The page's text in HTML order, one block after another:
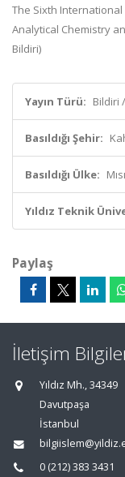
The Sixth
Analytical Chemistry
Bildiri)
Yayın Türü: Bildiri
Basıldığı Şehir:
Basıldığı Ülke:
Yıldız Teknik
Paylaş
İletişim
Yıldız Mh., 34349
Davutpaşa
İstanbul
0 (212) 383 3431